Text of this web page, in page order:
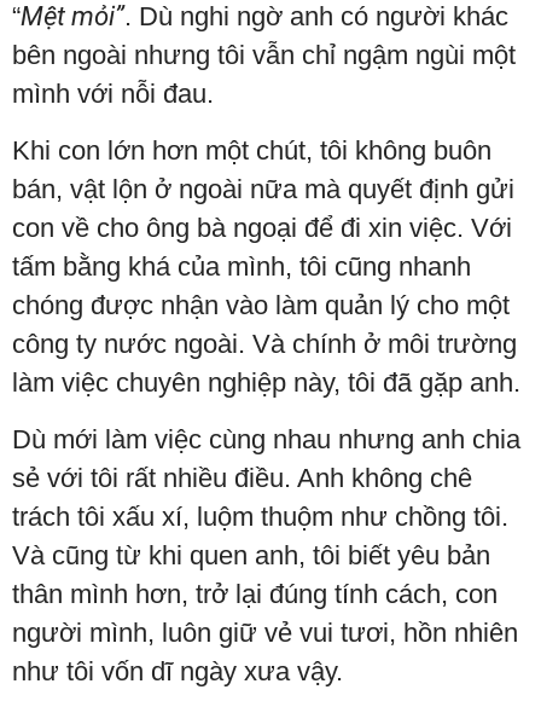
“Mệt mỏi”. Dù nghi ngờ anh có người khác
bên ngoài nhưng tôi vẫn chỉ ngậm ngùi một
mình với nỗi đau.
Khi con lớn hơn một chút, tôi không buôn
bán, vật lộn ở ngoài nữa mà quyết định gửi
con về cho ông bà ngoại để đi xin việc. Với
tấm bằng khá của mình, tôi cũng nhanh
chóng được nhận vào làm quản lý cho một
công ty nước ngoài. Và chính ở môi trường
làm việc chuyên nghiệp này, tôi đã gặp anh.
Dù mới làm việc cùng nhau nhưng anh chia
sẻ với tôi rất nhiều điều. Anh không chê
trách tôi xấu xí, luộm thuộm như chồng tôi.
Và cũng từ khi quen anh, tôi biết yêu bản
thân mình hơn, trở lại đúng tính cách, con
người mình, luôn giữ vẻ vui tươi, hồn nhiên
như tôi vốn dĩ ngày xưa vậy.